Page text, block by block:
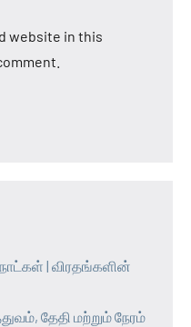
website in this
| விரதங்களின்
தேதி மற்றும் நேரம்